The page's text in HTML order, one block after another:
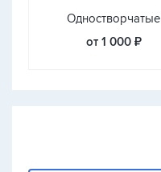
Одностворчатые
от 1 000 ₽